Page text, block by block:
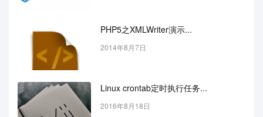
PHP5之XMLWriter演示...
2014年8月7日
Linux crontab定时执行任务...
2016年8月18日